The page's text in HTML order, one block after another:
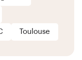
Toulouse